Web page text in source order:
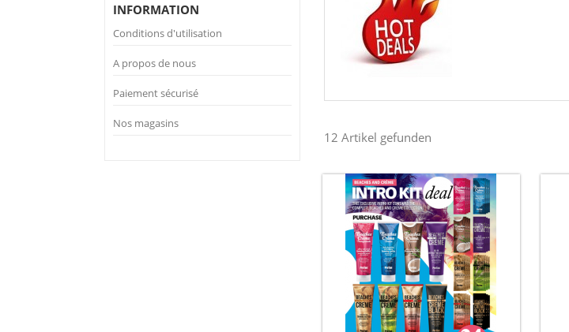
INFORMATION
Conditions d'utilisation
A propos de nous
Paiement sécurisé
Nos magasins
12 Artikel gefunden